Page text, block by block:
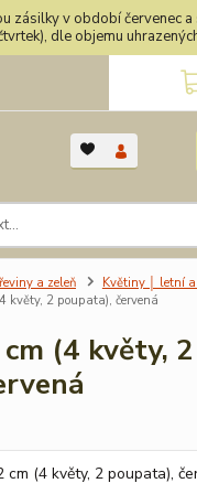
zásilky v období červenec
dle objemu
a zeleň Květiny │ letní
květy, 2 poupata), červená
(4 květy, 2